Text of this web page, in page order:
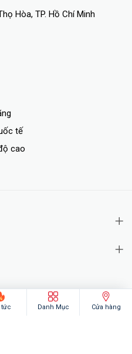
Hòa, TP. Hồ Chí Minh
tế
cao
Danh Mục Cửa hàng